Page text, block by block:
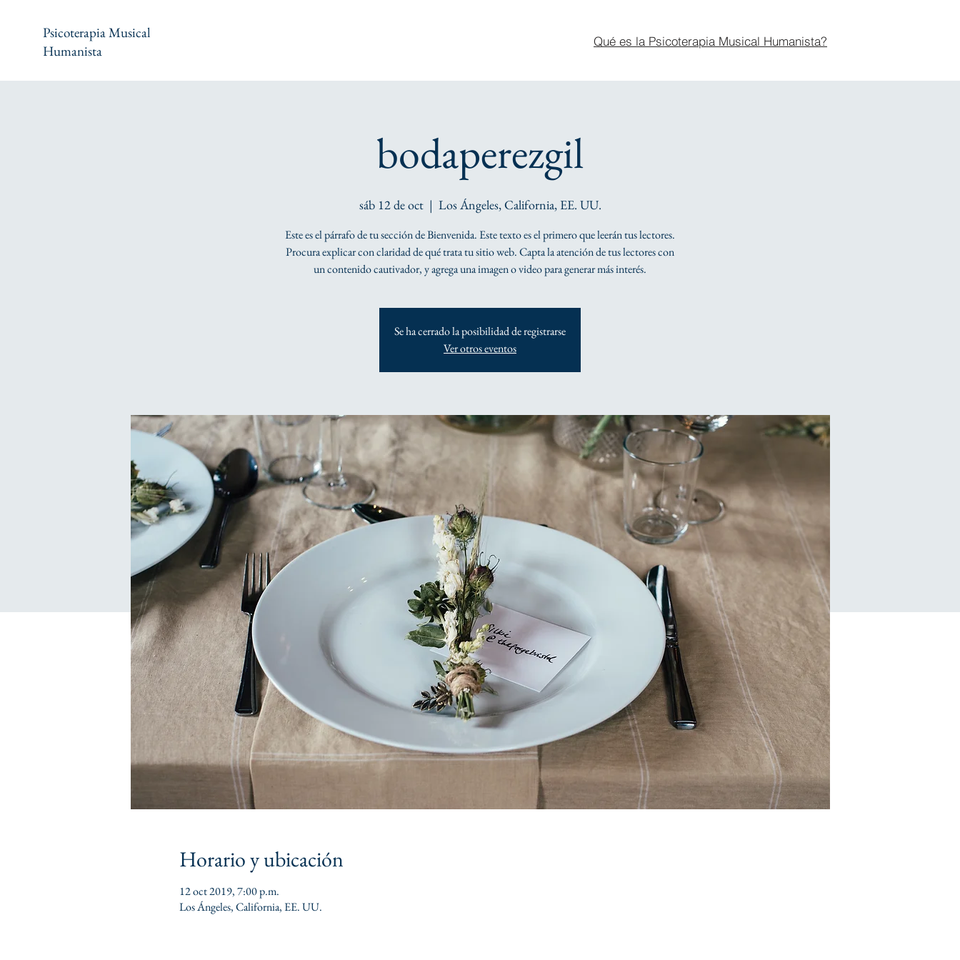
Psicoterapia Musical
Humanista
Qué es la Psicoterapia Musical Humanista?
bodaperezgil
sáb 12 de oct
  |
Los Ángeles, California, EE. UU.
Este es el párrafo de tu sección de Bienvenida. Este texto es el primero que leerán tus lectores.
Procura explicar con claridad de qué trata tu sitio web. Capta la atención de tus lectores con
un contenido cautivador, y agrega una imagen o video para generar más interés.
Se ha cerrado la posibilidad de registrarse
Ver otros eventos
Horario y ubicación
12 oct 2019, 7:00 p.m.
Los Ángeles, California, EE. UU.